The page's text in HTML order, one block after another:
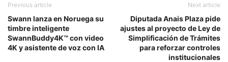
Previous article
Swann lanza en Noruega su
timbre inteligente
SwannBuddy4K™ con video
4K y asistente de voz con IA
Next article
Diputada Anais Plaza pide
ajustes al proyecto de Ley de
Simplificación de Trámites
para reforzar controles
institucionales